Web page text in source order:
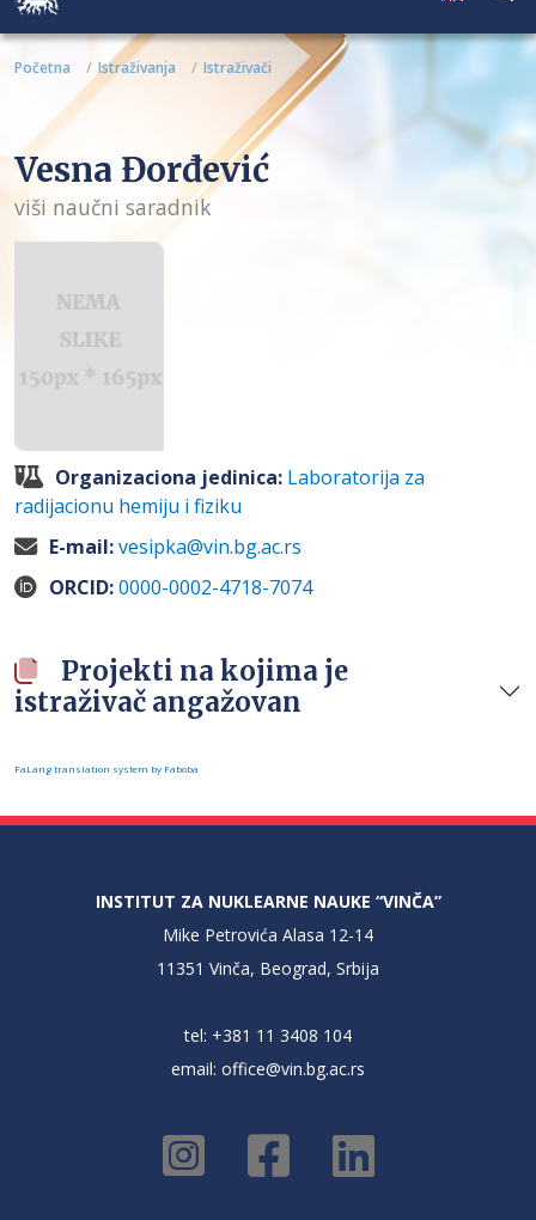
Početna Istraživanja Istraživači
Vesna Đorđević
viši naučni saradnik
Organizaciona jedinica: Laboratorija za
radijacionu hemiju i fiziku
E-mail:vesipka@vin.bg.ac.rs
ORCID:0000-0002-4718-7074
Projekti na kojima je
istraživač angažovan
FaLang translation system by Faboba
INSTITUT ZA NUKLEARNE NAUKE “VINČA”
Mike Petrovića Alasa 12-14
11351 Vinča, Beograd, Srbija
tel: +381 11 3408 104
email: office@vin.bg.ac.rs